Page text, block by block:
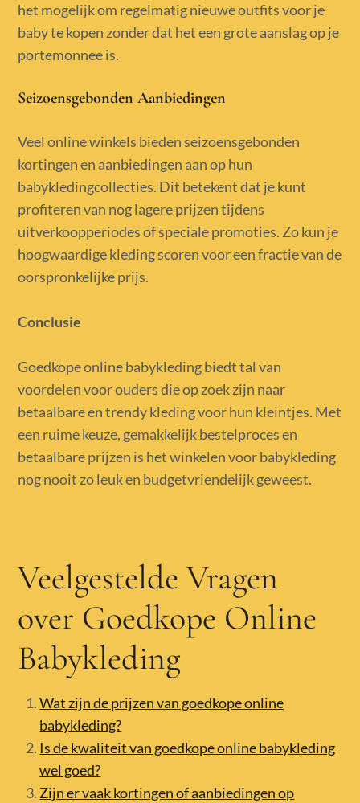
het mogelijk om regelmatig nieuwe outfits voor je
baby te kopen zonder dat het een grote aanslag op je
portemonnee is.
Seizoensgebonden Aanbiedingen
Veel online winkels bieden seizoensgebonden
kortingen en aanbiedingen aan op hun
babykledingcollecties. Dit betekent dat je kunt
profiteren van nog lagere prijzen tijdens
uitverkoopperiodes of speciale promoties. Zo kun je
hoogwaardige kleding scoren voor een fractie van de
oorspronkelijke prijs.
Conclusie
Goedkope online babykleding biedt tal van
voordelen voor ouders die op zoek zijn naar
betaalbare en trendy kleding voor hun kleintjes. Met
een ruime keuze, gemakkelijk bestelproces en
betaalbare prijzen is het winkelen voor babykleding
nog nooit zo leuk en budgetvriendelijk geweest.
Veelgestelde Vragen
over Goedkope Online
Babykleding
Wat zijn de prijzen van goedkope online
babykleding?
Is de kwaliteit van goedkope online babykleding
wel goed?
Zijn er vaak kortingen of aanbiedingen op